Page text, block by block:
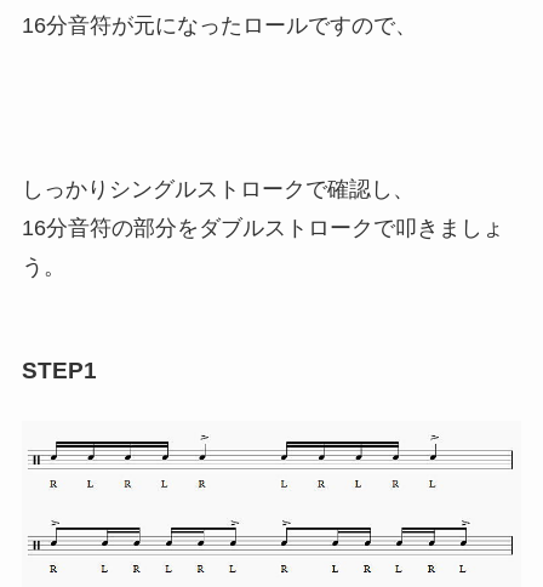
16分音符が元になったロールですので、
しっかりシングルストロークで確認し、
16分音符の部分をダブルストロークで叩きましょ
う。
STEP1